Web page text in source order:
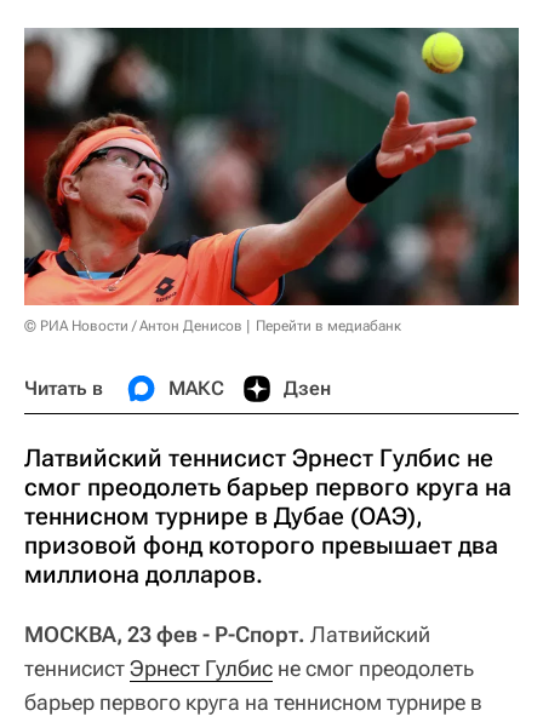
© РИА Новости / Антон Денисов Перейти в медиабанк
Читать в МАКС Дзен
Латвийский теннисист Эрнест Гулбис не
смог преодолеть барьер первого круга на
теннисном турнире в Дубае (ОАЭ),
призовой фонд которого превышает два
миллиона долларов.
МОСКВА, 23 фев - Р-Спорт. Латвийский
теннисистЭрнест Гулбис не смог преодолеть
барьер первого круга на теннисном турнире в